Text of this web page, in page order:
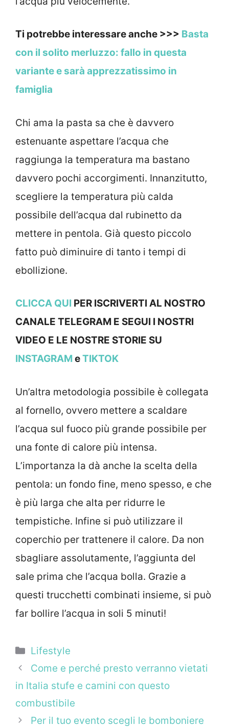
Ti potrebbe interessare anche >>> Basta
con il solito merluzzo: fallo in questa
variante e sarà apprezzatissimo in
famiglia
Chi ama la pasta sa che è davvero
estenuante aspettare l’acqua che
raggiunga la temperatura ma bastano
davvero pochi accorgimenti. Innanzitutto,
scegliere la temperatura più calda
possibile dell’acqua dal rubinetto da
mettere in pentola. Già questo piccolo
fatto può diminuire di tanto i tempi di
ebollizione.
CLICCA QUI PER ISCRIVERTI AL NOSTRO
CANALE TELEGRAM E SEGUI I NOSTRI
VIDEO E LE NOSTRE STORIE SU
INSTAGRAMeTIKTOK
Un’altra metodologia possibile è collegata
al fornello, ovvero mettere a scaldare
l’acqua sul fuoco più grande possibile per
una fonte di calore più intensa.
L’importanza la dà anche la scelta della
pentola: un fondo fine, meno spesso, e che
è più larga che alta per ridurre le
tempistiche. Infine si può utilizzare il
coperchio per trattenere il calore. Da non
sbagliare assolutamente, l’aggiunta del
sale prima che l’acqua bolla. Grazie a
questi trucchetti combinati insieme, si può
far bollire l’acqua in soli 5 minuti!
Categorie
Lifestyle
Come e perché presto verranno vietati
in Italia stufe e camini con questo
combustibile
Per il tuo evento scegli le bomboniere